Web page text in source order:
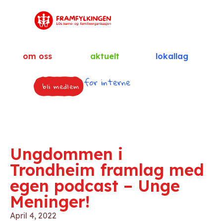
om oss aktuelt lokallag
bli medlem for interne
Ungdommen i
Trondheim framlag med
egen podcast – Unge
Meninger!
April 4, 2022